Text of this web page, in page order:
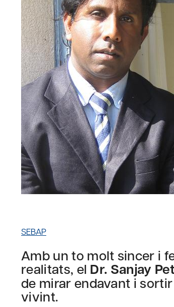
SEBAP
Amb un to molt sincer i
realitats, el Dr. Sanjay
de mirar endavant i
vivint.